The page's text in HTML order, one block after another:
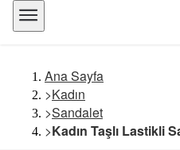
Ana Sayfa
>Kadın
>Sandalet
>Kadın Taşlı Lastikli